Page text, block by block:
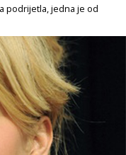
podrijetla, jedna je od